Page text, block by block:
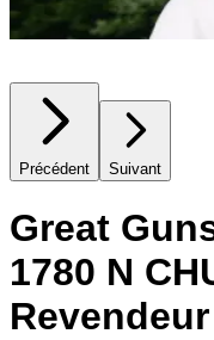
Précédent Suivant
Great
1780 N